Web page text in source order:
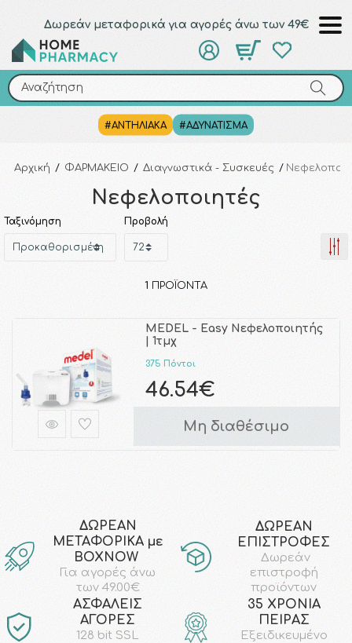
Δωρεάν μεταφορικά για αγορές άνω των 49€
Αναζήτηση
#ΑΝΤΗΛΙΑΚΑ #ΑΔΥΝΑΤΙΣΜΑ
Αναζήτηση
Αρχική / ΦΑΡΜΑΚΕΙΟ / Διαγνωστικά - Συσκευές /
Νεφελοποιητές
Ταξινόμηση Προβολή
1 ΠΡΟΪΌΝΤΑ
MEDEL - Easy Νεφελοποιητής
| 1τμχ
375 Πόντοι
46.54€
Μη διαθέσιμο
ΔΩΡΕΑΝ
ΜΕΤΑΦΟΡΙΚΑ με
ΒΟΧΝΟW
Για αγορές άνω
των 49.00€
ΔΩΡΕΑΝ
ΕΠΙΣΤΡΟΦΕΣ
Δωρεάν
επιστροφή
προϊόντων
AΣΦΑΛΕΙΣ
ΑΓΟΡΕΣ
128 bit SSL
35 ΧΡΟΝΙΑ
ΠΕΙΡΑΣ
Εξειδικευμένο